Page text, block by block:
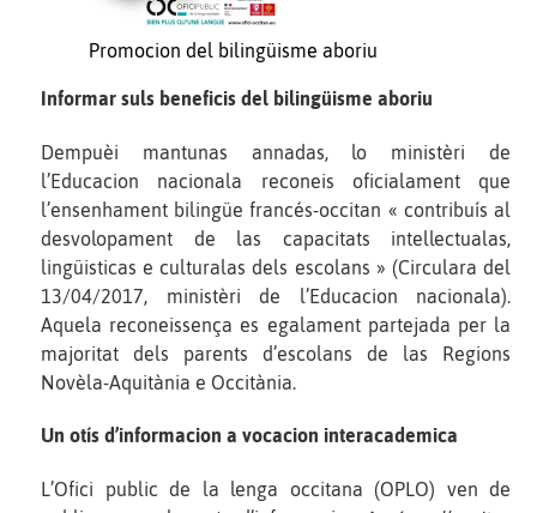
Promocion del bilingüisme aboriu
Informar suls beneficis del bilingüisme aboriu
Dempuèi mantunas annadas, lo ministèri de
l’Educacion nacionala reconeis oficialament que
l’ensenhament bilingüe francés-occitan « contribuís al
desvolopament de las capacitats intellectualas,
lingüisticas e culturalas dels escolans » (Circulara del
13/04/2017, ministèri de l’Educacion nacionala).
Aquela reconeissença es egalament partejada per la
majoritat dels parents d’escolans de las Regions
Novèla-Aquitània e Occitània.
Un otís d’informacion a vocacion interacademica
L’Ofici public de la lenga occitana (OPLO) ven de